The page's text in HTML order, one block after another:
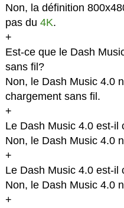
Non, la définition
pas du 4K.
+
Est-ce que le Dash
sans fil?
Non, le Dash Music 4.0
chargement sans fil.
+
Le Dash Music 4.0 est-il
Non, le Dash Music 4.0
+
Le Dash Music 4.0 est-il
Non, le Dash Music 4.0
+